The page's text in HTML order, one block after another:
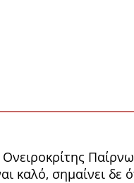
καλό, σημαίνει δε